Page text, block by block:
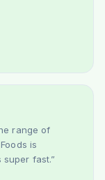
range of
is
super fast.”